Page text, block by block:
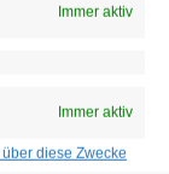
Immer aktiv
Immer aktiv
diese Zwecke
individuell
und auf
5.000